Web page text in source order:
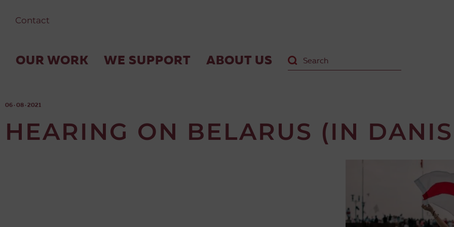
Contact
OUR WORK WE SUPPORT ABOUT US
06 · 08 · 2021
HEARING ON BELARUS (IN